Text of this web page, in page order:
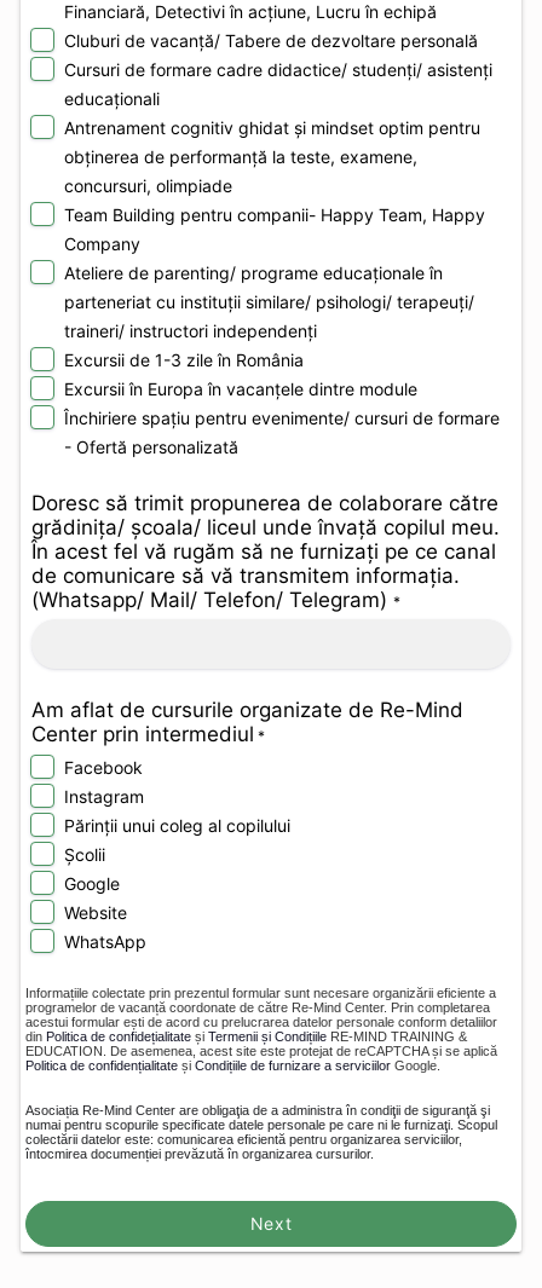
Financiară, Detectivi în acțiune, Lucru în echipă
Cluburi de vacanță/ Tabere de dezvoltare personală
Cursuri de formare cadre didactice/ studenți/ asistenți
educaționali
Antrenament cognitiv ghidat și mindset optim pentru
obținerea de performanță la teste, examene,
concursuri, olimpiade
Team Building pentru companii- Happy Team, Happy
Company
Ateliere de parenting/ programe educaționale în
parteneriat cu instituții similare/ psihologi/ terapeuți/
traineri/ instructori independenți
Excursii de 1-3 zile în România
Excursii în Europa în vacanțele dintre module
Închiriere spațiu pentru evenimente/ cursuri de formare
- Ofertă personalizată
Doresc să trimit propunerea de colaborare către
grădinița/ școala/ liceul unde învață copilul meu.
În acest fel vă rugăm să ne furnizați pe ce canal
de comunicare să vă transmitem informația.
(Whatsapp/ Mail/ Telefon/ Telegram) *
Am aflat de cursurile organizate de Re-Mind
Center prin intermediul *
Facebook
Instagram
Părinții unui coleg al copilului
Școlii
Google
Website
WhatsApp
Informațiile colectate prin prezentul formular sunt necesare organizării eficiente a
programelor de vacanță coordonate de către Re-Mind Center. Prin completarea
acestui formular ești de acord cu prelucrarea datelor personale conform detaliilor
din Politica de confidețialitate și Termenii și Condițiile RE-MIND TRAINING &
EDUCATION. De asemenea, acest site este protejat de reCAPTCHA și se aplică
Politica de confidențialitate și Condițiile de furnizare a serviciilor Google.
Asociația Re-Mind Center are obligaţia de a administra în condiţii de siguranţă şi
numai pentru scopurile specificate datele personale pe care ni le furnizaţi. Scopul
colectării datelor este: comunicarea eficientă pentru organizarea serviciilor,
întocmirea documenției prevăzută în organizarea cursurilor.
Next